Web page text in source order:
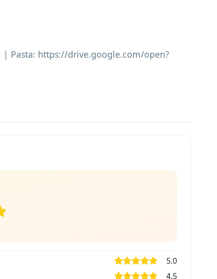
| Pasta: https://drive.google.com/open?
5.0
4.5